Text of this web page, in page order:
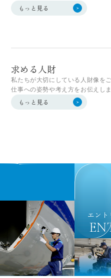
もっと見る
求める人財
私たちが大切にしている人財像を
仕事への姿勢や考え方をお伝えしま
もっと見る
エント
EN
EN